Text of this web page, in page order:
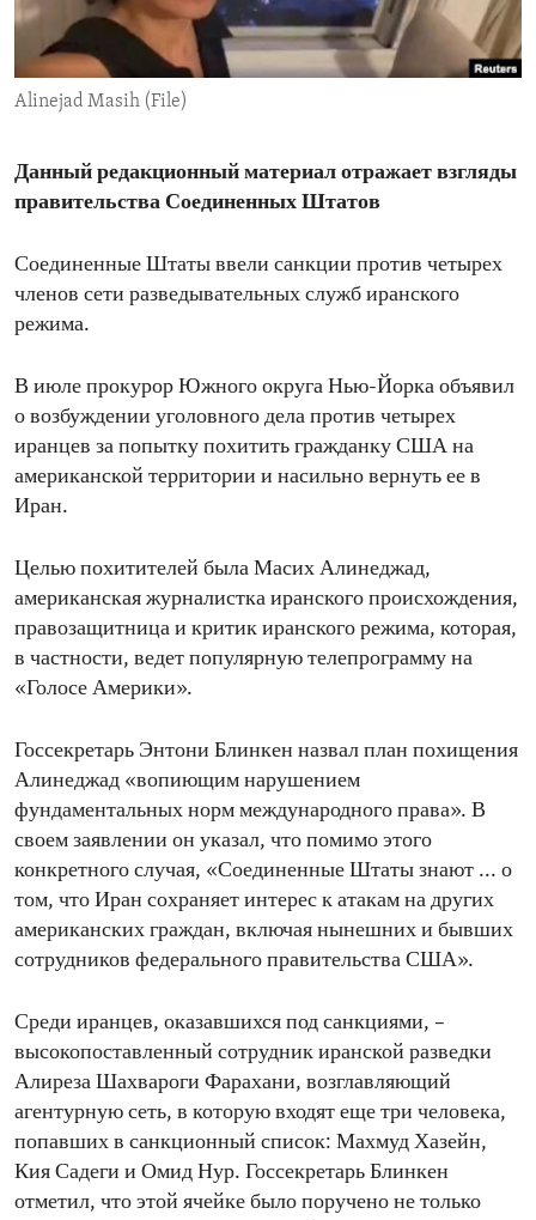
ENVIRONMENT AND HEALTH
IDEALS AND INSTITUTIONS
Alinejad Masih (File)
Данный редакционный материал отражает взгляды
правительства Соединенных Штатов
Соединенные Штаты ввели санкции против четырех
членов сети разведывательных служб иранского
режима.
В июле прокурор Южного округа Нью-Йорка объявил
о возбуждении уголовного дела против четырех
иранцев за попытку похитить гражданку США на
американской территории и насильно вернуть ее в
Иран.
Целью похитителей была Масих Алинеджад,
американская журналистка иранского происхождения,
правозащитница и критик иранского режима, которая,
в частности, ведет популярную телепрограмму на
«Голосе Америки».
Госсекретарь Энтони Блинкен назвал план похищения
Алинеджад «вопиющим нарушением
фундаментальных норм международного права». В
своем заявлении он указал, что помимо этого
конкретного случая, «Соединенные Штаты знают ... о
том, что Иран сохраняет интерес к атакам на других
американских граждан, включая нынешних и бывших
сотрудников федерального правительства США».
Среди иранцев, оказавшихся под санкциями, –
высокопоставленный сотрудник иранской разведки
Алиреза Шахвароги Фарахани, возглавляющий
агентурную сеть, в которую входят еще три человека,
попавших в санкционный список: Махмуд Хазейн,
Кия Садеги и Омид Нур. Госсекретарь Блинкен
отметил, что этой ячейке было поручено не только